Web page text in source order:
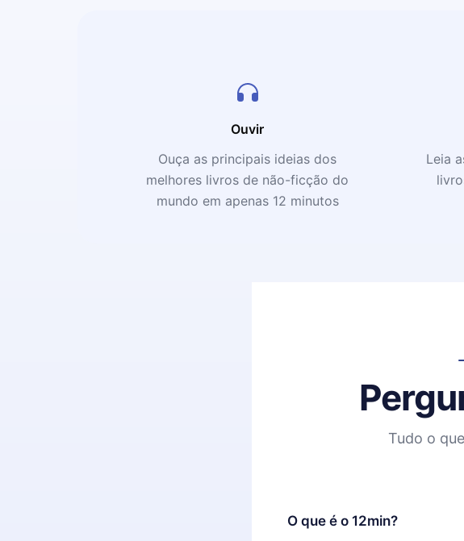
Ouvir
Ouça as principais ideias dos
melhores livros de não-ficção do
mundo em apenas 12 minutos
Leia
Tudo o
O que é o 12min?